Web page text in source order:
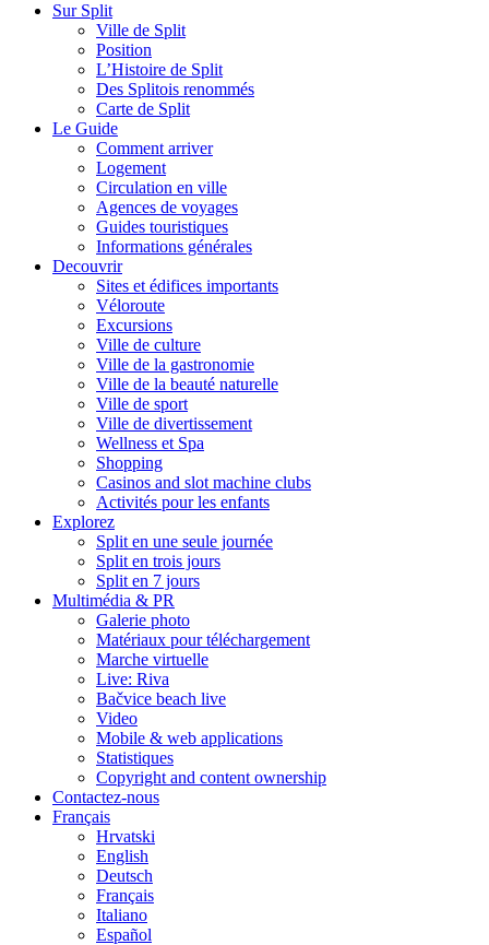
Sur Split
Ville de Split
Position
L’Histoire de Split
Des Splitois renommés
Carte de Split
Le Guide
Comment arriver
Logement
Circulation en ville
Agences de voyages
Guides touristiques
Informations générales
Decouvrir
Sites et édifices importants
Véloroute
Excursions
Ville de culture
Ville de la gastronomie
Ville de la beauté naturelle
Ville de sport
Ville de divertissement
Wellness et Spa
Shopping
Casinos and slot machine clubs
Activités pour les enfants
Explorez
Split en une seule journée
Split en trois jours
Split en 7 jours
Multimédia & PR
Galerie photo
Matériaux pour téléchargement
Marche virtuelle
Live: Riva
Bačvice beach live
Video
Mobile & web applications
Statistiques
Copyright and content ownership
Contactez-nous
Français
Hrvatski
English
Deutsch
Français
Italiano
Español